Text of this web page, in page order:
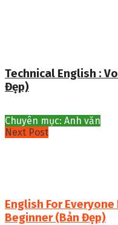
Technical English :
Đẹp)
Chuyên mục: Anh văn
Next Post
English For
Beginner (Bản Đẹp)